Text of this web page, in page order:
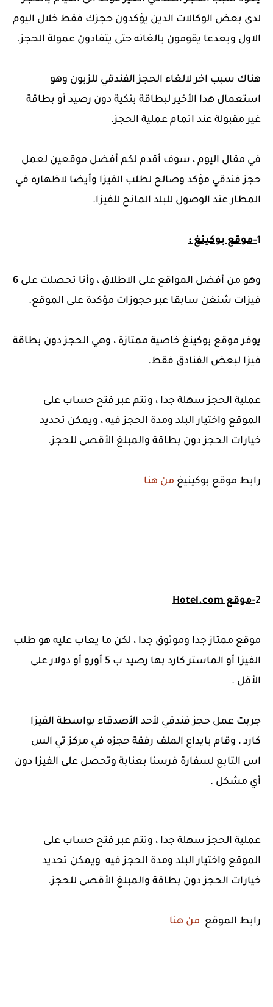
لدى بعض الوكالات الدين يؤكدون حجزك فقط خلال اليوم
الاول وبعدعا يقومون بالغائه حتى يتفادون عمولة الحجز.
هناك سبب اخر لالغاء الحجز الفندقي للزبون وهو
استعمال هدا الأخير لبطاقة بنكية دون رصيد أو بطاقة
غير مقبولة عند اتمام عملية الحجز.
في مقال اليوم ، سوف أقدم لكم أفضل موقعين لعمل
حجز فندقي مؤكد وصالح لطلب الفيزا وأيضا لاظهاره في
المطار عند الوصول للبلد المانح للفيزا.
1-موقع بوكينغ :
وهو من أفضل المواقع على الاطلاق ، وأنا تحصلت على 6
فيزات شنغن سابقا عبر حجوزات مؤكدة على الموقع.
يوفر موقع بوكينغ خاصية ممتازة ، وهي الحجز دون بطاقة
فيزا لبعض الفنادق فقط.
عملية الحجز سهلة جدا ، وتتم عبر فتح حساب على
الموقع واختيار البلد ومدة الحجز فيه ، ويمكن تحديد
خيارات الحجز دون بطاقة والمبلغ الأقصى للحجز.
رابط موقع بوكينيغ من هنا
2-موقع Hotel.com
موقع ممتاز جدا وموثوق جدا ، لكن ما يعاب عليه هو طلب
الفيزا أو الماستر كارد بها رصيد ب 5 أورو أو دولار على
الأقل .
جربت عمل حجز فندقي لأحد الأصدقاء بواسطة الفيزا
كارد ، وقام بايداع الملف رفقة حجزه في مركز تي الس
اس التابع لسفارة فرسنا بعنابة وتحصل على الفيزا دون
أي مشكل .
عملية الحجز سهلة جدا ، وتتم عبر فتح حساب على
الموقع واختيار البلد ومدة الحجز فيه ويمكن تحديد
خيارات الحجز دون بطاقة والمبلغ الأقصى للحجز.
رابط الموقع من هنا